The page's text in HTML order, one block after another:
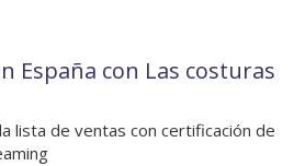
España con Las costuras
lista de ventas con certificación de